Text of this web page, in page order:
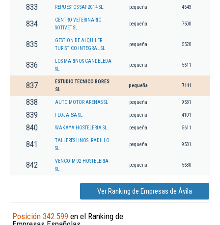
833 REPUESTOS SAT 2014 SL. pequeña 4643
834
CENTRO VETERINARIO
SOTIVET SL
pequeña 7500
835
GESTION DE ALQUILER
TURISTICO INTEGRAL SL.
pequeña 5520
836
LOS MARINOS CANDELEDA
SL
pequeña 5611
837
ESTUDIO TECNICO BORES
SL
pequeña 7111
838 AUTO MOTOR ARENAS SL pequeña 9531
839 FLOJARSA SL pequeña 4101
840 WAKAYA HOSTELERIA SL. pequeña 5611
841
TALLERES HNOS. RADILLO
SL.
pequeña 9531
842
VENCOIM 92 HOSTELERIA
SL
pequeña 5630
Ver Ranking de Empresas de Ávila
Posición 342.599 en el Ranking de